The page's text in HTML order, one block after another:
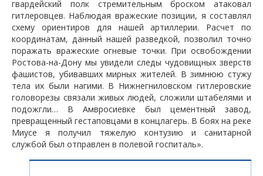
гвардейский полк стремительным броском атаковал
гитлеровцев. Наблюдая вражеские позиции, я составлял
схему ориентиров для нашей артиллерии. Расчет по
координатам, данный нашей разведкой, позволил точно
поражать вражеские огневые точки. При освобождении
Ростова-на-Дону мы увидели следы чудовищных зверств
фашистов, убивавших мирных жителей. В зимнюю стужу
тела их были нагими. В Нижнегниловском гитлеровские
головорезы связали живых людей, сложили штабелями и
подожгли… В Амвросиевке был цементный завод,
превращенный гестаповцами в концлагерь. В боях на реке
Миусе я получил тяжелую контузию и санитарной
службой был отправлен в полевой госпиталь».